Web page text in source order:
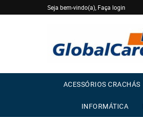
Seja bem-vindo(a), Faça login
ACESSÓRIOS CRACHÁS
INFORMÁTICA